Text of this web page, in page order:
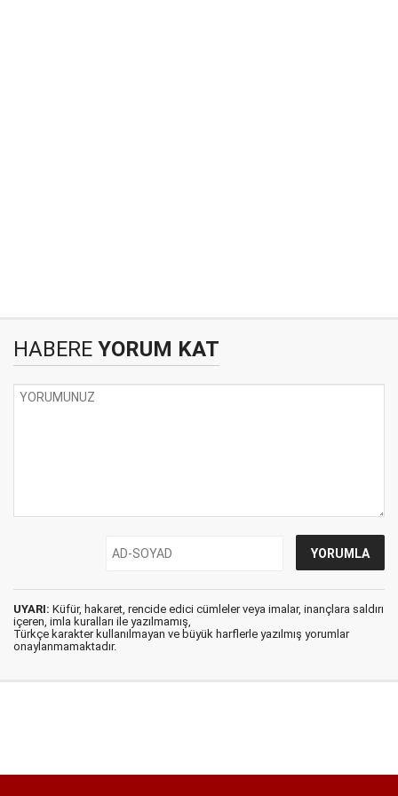
HABERE YORUM KAT
UYARI: Küfür, hakaret, rencide edici cümleler veya imalar, inançlara saldırı
içeren, imla kuralları ile yazılmamış,
Türkçe karakter kullanılmayan ve büyük harflerle yazılmış yorumlar
onaylanmamaktadır.